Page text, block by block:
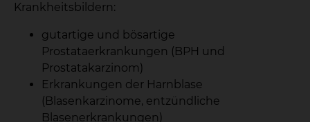
Krankheitsbildern:
gutartige und bösartige
Prostataerkrankungen (BPH und
Prostatakarzinom)
Erkrankungen der Harnblase
(Blasenkarzinome, entzündliche
Blasenerkrankungen)